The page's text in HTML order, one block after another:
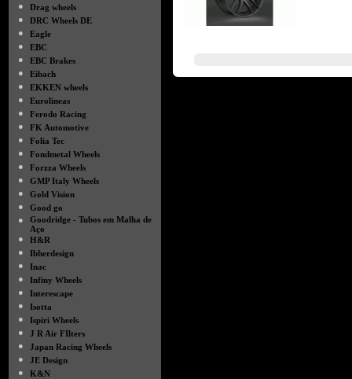
●
Drag wheels
●
DRC Wheels DE
●
Eagle
●
EBC
●
EBC Brakes
●
Eibach
●
EKKEN wheels
●
Eurolineas
●
Ferodo Racing
●
FK Automotive
●
Folia Tec
●
Fondmetal Wheels
●
Forzza Wheels
●
GMP Italy Wheels
●
Gold Vision
●
Good go
●
Goodridge - Tubos em Malha de
Aço
●
H&R
●
Ibherdesign
●
Inac
●
Infiny Wheels
●
Interescape
●
Isotta
●
Ispiri Wheels
●
J R Air FIlters
●
Japan Racing Wheels
●
JE Design
●
K&N